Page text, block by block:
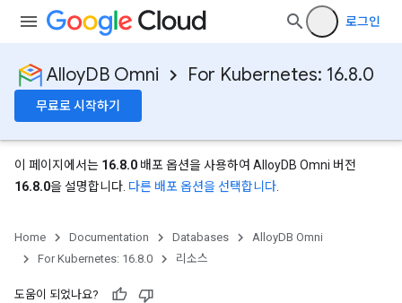
로그인
AlloyDB Omni For Kubernetes: 16.8.0
무료로 시작하기
이 페이지에서는 16.8.0 배포 옵션을 사용하여 AlloyDB Omni 버전
16.8.0을 설명합니다. 다른 배포 옵션을 선택합니다
Home Documentation Databases
AlloyDB Omni
For Kubernetes: 16.8.0
리소스
도움이 되었나요?